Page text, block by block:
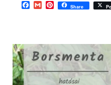
Facebook
GmailPinterest
Share